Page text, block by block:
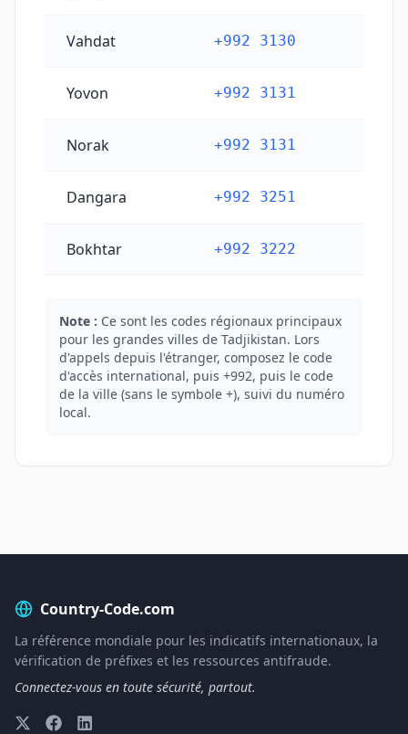
Vahdat +992 3130
Yovon +992 3131
Norak +992 3131
Dangara +992 3251
Bokhtar +992 3222
Note : Ce sont les codes régionaux principaux
pour les grandes villes de Tadjikistan. Lors
d'appels depuis l'étranger, composez le code
d'accès international, puis +992, puis le code
de la ville (sans le symbole +), suivi du numéro
local.
Country-Code.com
La référence mondiale pour les indicatifs internationaux, la
vérification de préfixes et les ressources antifraude.
Connectez-vous en toute sécurité, partout.